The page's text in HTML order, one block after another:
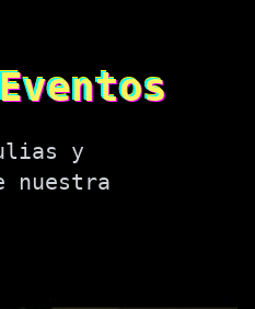
y
nuestra